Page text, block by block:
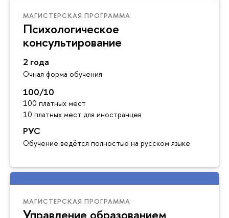
МАГИСТЕРСКАЯ ПРОГРАММА
Психологическое
консультирование
2 года
Очная форма обучения
100/10
100 платных мест
10 платных мест для иностранцев
РУС
Обучение ведётся полностью на русском языке
МАГИСТЕРСКАЯ ПРОГРАММА
Управление образованием